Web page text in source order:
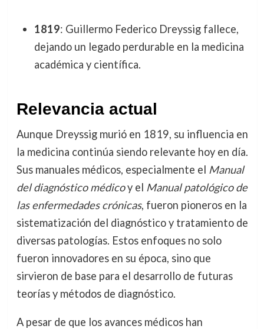
1819: Guillermo Federico Dreyssig fallece,
dejando un legado perdurable en la medicina
académica y científica.
Relevancia actual
Aunque Dreyssig murió en 1819, su influencia en
la medicina continúa siendo relevante hoy en día.
Sus manuales médicos, especialmente el Manual
del diagnóstico médicoy el Manual patológico de
las enfermedades crónicas, fueron pioneros en la
sistematización del diagnóstico y tratamiento de
diversas patologías. Estos enfoques no solo
fueron innovadores en su época, sino que
sirvieron de base para el desarrollo de futuras
teorías y métodos de diagnóstico.
A pesar de que los avances médicos han